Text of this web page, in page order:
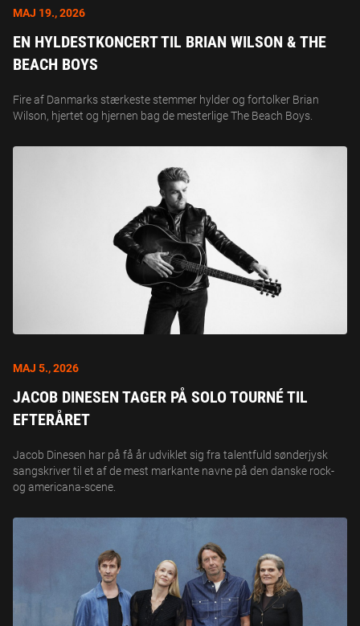
MAJ 19., 2026
EN HYLDESTKONCERT TIL BRIAN WILSON & THE
BEACH BOYS
Fire af Danmarks stærkeste stemmer hylder og fortolker Brian
Wilson, hjertet og hjernen bag de mesterlige The Beach Boys.
MAJ 5., 2026
JACOB DINESEN TAGER PÅ SOLO TOURNÉ TIL
EFTERÅRET
Jacob Dinesen har på få år udviklet sig fra talentfuld sønderjysk
sangskriver til et af de mest markante navne på den danske rock-
og americana-scene.